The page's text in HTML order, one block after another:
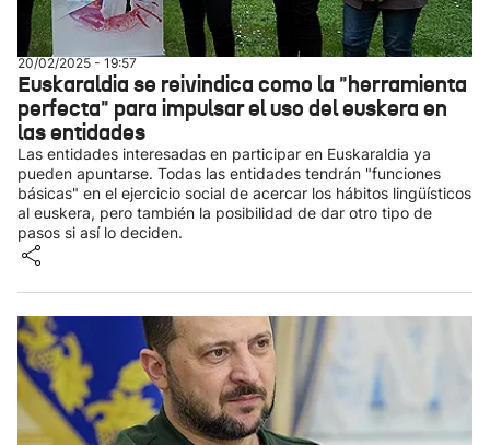
20/02/2025 - 19:57
Euskaraldia se reivindica como la "herramienta
perfecta" para impulsar el uso del euskera en
las entidades
Las entidades interesadas en participar en Euskaraldia ya
pueden apuntarse. Todas las entidades tendrán "funciones
básicas" en el ejercicio social de acercar los hábitos lingüísticos
al euskera, pero también la posibilidad de dar otro tipo de
pasos si así lo deciden.